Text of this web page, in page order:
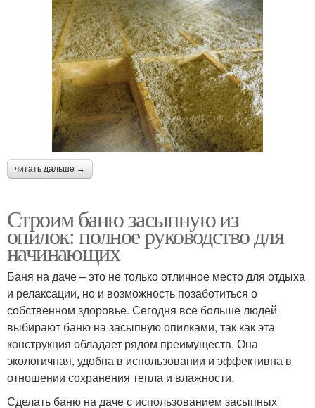
читать дальше →
Строим баню засыпную из
опилок: полное руководство для
начинающих
Баня на даче – это не только отличное место для отдыха
и релаксации, но и возможность позаботиться о
собственном здоровье. Сегодня все больше людей
выбирают баню на засыпную опилками, так как эта
конструкция обладает рядом преимуществ. Она
экологичная, удобна в использовании и эффективна в
отношении сохранения тепла и влажности.
Сделать баню на даче с использованием засыпных